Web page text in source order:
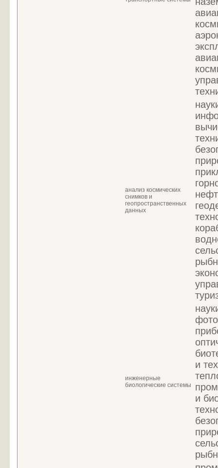
анализ космических
снимков и
геопространственных
данных
инженерные
биологические системы
и
и